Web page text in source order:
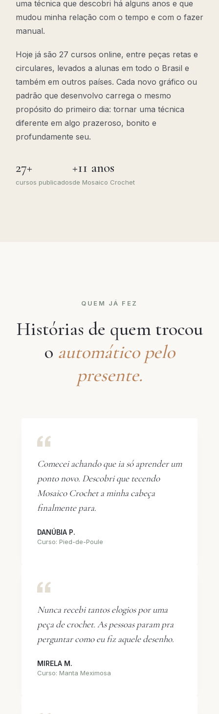
uma técnica que descobri há alguns anos e que
mudou minha relação com o tempo e com o fazer
manual.
Hoje já são 27 cursos online, entre peças retas e
circulares, levados a alunas em todo o Brasil e
também em outros países. Cada novo gráfico ou
padrão que desenvolvo carrega o mesmo
propósito do primeiro dia: tornar uma técnica
diferente em algo prazeroso, bonito e
profundamente seu.
27+
cursos publicados
+11 anos
de Mosaico Crochet
QUEM JÁ FEZ
Histórias de quem trocou
o automático pelo
presente.
Comecei achando que ia só aprender um
ponto novo. Descobri que tecendo
Mosaico Crochet a minha cabeça
finalmente para.
DANÚBIA P.
Curso: Pied-de-Poule
Nunca recebi tantos elogios por uma
peça de crochet. As pessoas param pra
perguntar como eu fiz aquele desenho.
MIRELA M.
Curso: Manta Meximosa